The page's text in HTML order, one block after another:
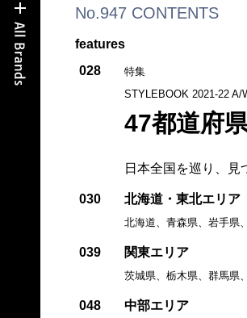
No.947 CONTENTS
features
028
特集
STYLEBOOK 2021-22 A/
47都道府
日本全国を巡り、見
030 北海道・東北エリア
北海道、青森県、岩手県
039 関東エリア
茨城県、栃木県、群馬県
048 中部エリア